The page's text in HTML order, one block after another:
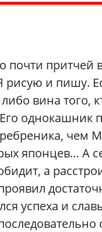
почти притчей
рисую и пишу.
вина того,
однокашник
чем
японцев… А
а
успеха и